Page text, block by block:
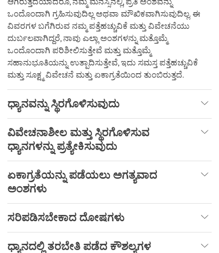
ಒಂದೊಂದಾಗಿ ಗ್ರಹಿಸುವುದಿಲ್ಲ ಅಥವಾ ಮೌಖಿಕವಾಗಿಸುವುದಿಲ್ಲ. ಈ
ವಿವರಗಳ ಬಗೆಗಿರುವ ನಮ್ಮ ಪತ್ತೆಹಚ್ಚುವಿಕೆ ಮತ್ತು ವಿವೇಚನೆಯು
ದುರ್ಬಲವಾಗಿದ್ದರೆ, ನಾವು ಎಲ್ಲಾ ಅಂಶಗಳನ್ನು ಮತ್ತೊಮ್ಮೆ
ಒಂದೊಂದಾಗಿ ಪರಿಶೀಲಿಸುತ್ತೇವೆ ಮತ್ತು ಮತ್ತೊಮ್ಮೆ
ಸಹಾನುಭೂತಿಯನ್ನು ಉತ್ಪಾದಿಸುತ್ತೇವೆ, ಇದು ಸಮಸ್ತ ಪತ್ತೆಹಚ್ಚುವಿಕೆ
ಮತ್ತು ಸೂಕ್ಷ್ಮ ವಿವೇಚನೆ ಮತ್ತು ಏಕಾಗ್ರತೆಯಿಂದ ತುಂಬಿರುತ್ತದೆ.
ಧ್ಯಾನವನ್ನು ಸ್ಥಿರಗೊಳಿಸುವುದು
ವಿವೇಚನಾಶೀಲ ಮತ್ತು ಸ್ಥಿರಗೊಳಿಸುವ
ಧ್ಯಾನಗಳನ್ನು ಪ್ರತ್ಯೇಕಿಸುವುದು
ಏಕಾಗ್ರತೆಯನ್ನು ಪಡೆಯಲು ಅಗತ್ಯವಾದ
ಅಂಶಗಳು
ಸರಿಪಡಿಸಬೇಕಾದ ದೋಷಗಳು
ಧ್ಯಾನದಲ್ಲಿ ತರಬೇತಿ ಪಡೆದ ಕೌಶಲ್ಯಗಳ